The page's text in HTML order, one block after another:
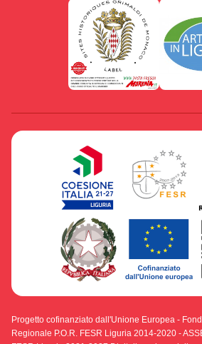
Progetto cofinanziato dall'Unione Europea -
Regionale P.O.R. FESR Liguria 2014-2020 -